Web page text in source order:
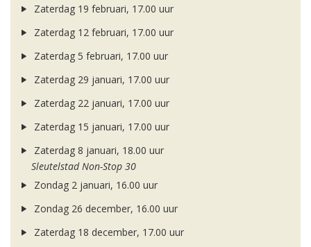
Zaterdag 19 februari, 17.00 uur
Zaterdag 12 februari, 17.00 uur
Zaterdag 5 februari, 17.00 uur
Zaterdag 29 januari, 17.00 uur
Zaterdag 22 januari, 17.00 uur
Zaterdag 15 januari, 17.00 uur
Zaterdag 8 januari, 18.00 uur
Sleutelstad Non-Stop 30
Zondag 2 januari, 16.00 uur
Zondag 26 december, 16.00 uur
Zaterdag 18 december, 17.00 uur